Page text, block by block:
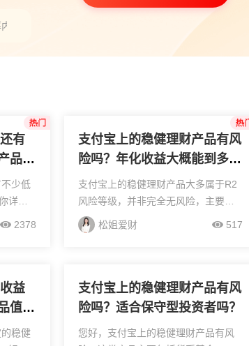
盘外盘要怎么去看呢？”
有
品推
少低
详细
单：
2378
支付宝上的稳健理财产品有风
险吗？年化收益大概能到多
少？
支付宝上的稳健理财产品大多属于R2
风险等级，并非完全无风险，主要面
临信用风险（如底层资产违约）和利
率波动风险（市场利率上升可能导致
松姐爱财 517
益
值得
稳健
支付宝上的稳健理财产品有风
险吗？适合保守型投资者吗？
您好，支付宝上的稳健理财产品有风